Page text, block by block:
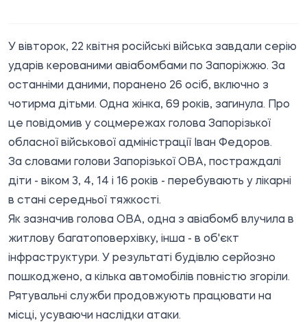
У вівторок, 22 квітня російські війська завдали серію
ударів керованими авіабомбами по Запоріжжю. За
останніми даними, поранено 26 осіб, включно з
чотирма дітьми. Одна жінка, 69 років, загинула. Про
це повідомив у соцмережах голова Запорізької
обласної військової адміністрації Іван Федоров.
За словами голови Запорізької ОВА, постраждалі
діти - віком 3, 4, 14 і 16 років - перебувають у лікарні
в стані середньої тяжкості.
Як зазначив голова ОВА, одна з авіабомб влучила в
житлову багатоповерхівку, інша - в об'єкт
інфраструктури. У результаті будівлю серйозно
пошкоджено, а кілька автомобілів повністю згоріли.
Рятувальні служби продовжують працювати на
місці, усуваючи наслідки атаки.